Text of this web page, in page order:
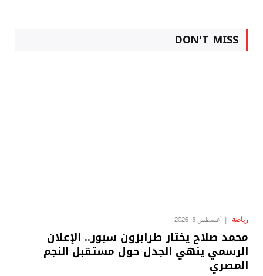
DON'T MISS
رياضة أغسطس 5, 2026
محمد صلاح يختار طرابزون سبور.. الإعلان
الرسمي ينهي الجدل حول مستقبل النجم
المصري